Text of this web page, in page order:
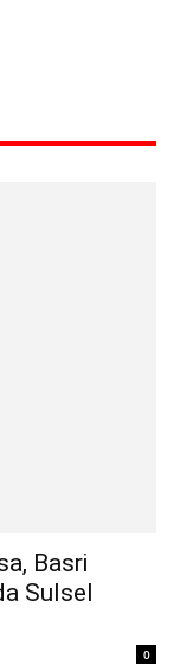
Basri
Sulsel
0